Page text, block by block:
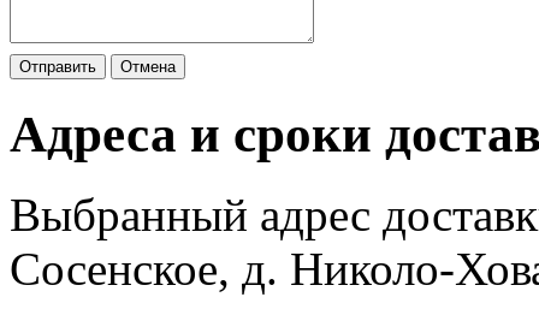
Отправить Отмена
Адреса и сроки
Выбранный адрес
Сосенское, д. Николо-